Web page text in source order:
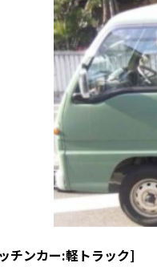
チンカー:軽トラック]